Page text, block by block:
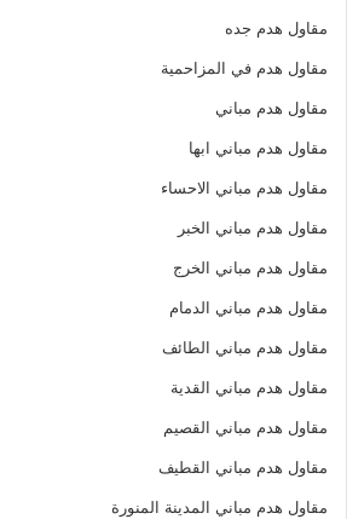
مقاول هدم جده
مقاول هدم في المزاحمية
مقاول هدم مباني
مقاول هدم مباني ابها
مقاول هدم مباني الاحساء
مقاول هدم مباني الخبر
مقاول هدم مباني الخرج
مقاول هدم مباني الدمام
مقاول هدم مباني الطائف
مقاول هدم مباني القدية
مقاول هدم مباني القصيم
مقاول هدم مباني القطيف
مقاول هدم مباني المدينة المنورة